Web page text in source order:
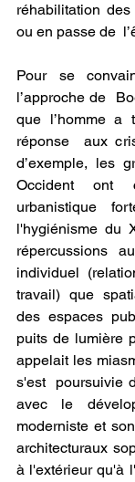
réhabilitation
ou en passe de
Pour se
l’approche de
que l’homme a
réponse  aux
d’exemple, les
Occident ont
urbanistique
l'hygiénisme du
répercussions
individuel
travail) que
des espaces
puits de lumière
appelait les
s'est  poursuivie
avec le
moderniste et
architecturaux
à l'extérieur qu'à